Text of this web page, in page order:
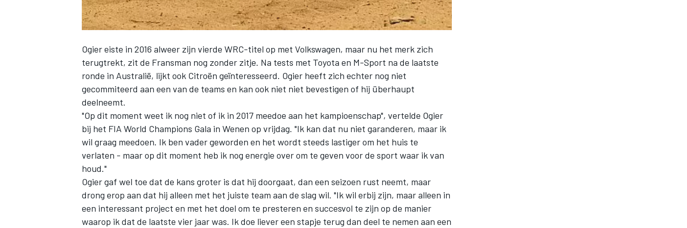
WEC
Ogier eiste in 2016 alweer zijn vierde WRC-titel op met Volkswagen, maar nu het merk zich
terugtrekt, zit de Fransman nog zonder zitje. Na tests met Toyota en M-Sport na de laatste
ronde in Australië, lijkt ook Citroën geïnteresseerd. Ogier heeft zich echter nog niet
gecommiteerd aan een van de teams en kan ook niet niet bevestigen of hij überhaupt
deelneemt.
"Op dit moment weet ik nog niet of ik in 2017 meedoe aan het kampioenschap", vertelde Ogier
bij het FIA World Champions Gala in Wenen op vrijdag. "Ik kan dat nu niet garanderen, maar ik
wil graag meedoen. Ik ben vader geworden en het wordt steeds lastiger om het huis te
verlaten - maar op dit moment heb ik nog energie over om te geven voor de sport waar ik van
houd."
Ogier gaf wel toe dat de kans groter is dat hij doorgaat, dan een seizoen rust neemt, maar
drong erop aan dat hij alleen met het juiste team aan de slag wil. "Ik wil erbij zijn, maar alleen in
een interessant project en met het doel om te presteren en succesvol te zijn op de manier
waarop ik dat de laatste vier jaar was. Ik doe liever een stapje terug dan deel te nemen aan een